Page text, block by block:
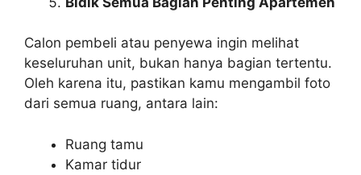
Calon pembeli atau penyewa ingin melihat
keseluruhan unit, bukan hanya bagian tertentu.
Oleh karena itu, pastikan kamu mengambil foto
dari semua ruang, antara lain:
Ruang tamu
Kamar tidur